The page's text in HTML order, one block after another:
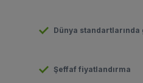
Dünya
Şeffaf fiyatlandırma